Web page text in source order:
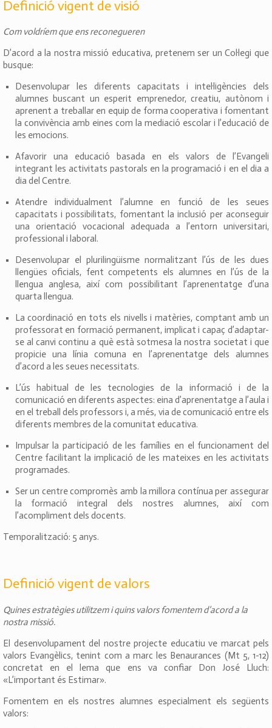
Definició vigent de visió
Com voldríem que ens reconegueren
D’acord a la nostra missió educativa, pretenem ser un Col·legi que
busque:
Desenvolupar les diferents capacitats i intel·ligències dels
alumnes buscant un esperit emprenedor, creatiu, autònom i
aprenent a treballar en equip de forma cooperativa i fomentant
la convivència amb eines com la mediació escolar i l’educació de
les emocions.
Afavorir una educació basada en els valors de l’Evangeli
integrant les activitats pastorals en la programació i en el dia a
dia del Centre.
Atendre individualment l’alumne en funció de les seues
capacitats i possibilitats, fomentant la inclusió per aconseguir
una orientació vocacional adequada a l’entorn universitari,
professional i laboral.
Desenvolupar el plurilingüisme normalitzant l’ús de les dues
llengües oficials, fent competents els alumnes en l’ús de la
llengua anglesa, així com possibilitant l’aprenentatge d’una
quarta llengua.
La coordinació en tots els nivells i matèries, comptant amb un
professorat en formació permanent, implicat i capaç d’adaptar-
se al canvi continu a què està sotmesa la nostra societat i que
propicie una línia comuna en l’aprenentatge dels alumnes
d’acord a les seues necessitats.
L’ús habitual de les tecnologies de la informació i de la
comunicació en diferents aspectes: eina d’aprenentatge a l’aula i
en el treball dels professors i, a més, via de comunicació entre els
diferents membres de la comunitat educativa.
Impulsar la participació de les famílies en el funcionament del
Centre facilitant la implicació de les mateixes en les activitats
programades.
Ser un centre compromès amb la millora contínua per assegurar
la formació integral dels nostres alumnes, així com
l’acompliment dels docents.
Temporalització: 5 anys.
Definició vigent de valors
Quines estratègies utilitzem i quins valors fomentem d’acord a la
nostra missió.
El desenvolupament del nostre projecte educatiu ve marcat pels
valors Evangèlics, tenint com a marc les Benaurances (Mt 5, 1-12)
concretat en el lema que ens va confiar Don José Lluch:
«L’important és Estimar».
Fomentem en els nostres alumnes especialment els següents
valors: